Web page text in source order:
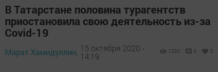
В Татарстане половина турагентств
приостановила свою деятельность из-за
Covid-19
Марат Хамидуллин, 15 октября 2020 -
14:19
1232 0 0